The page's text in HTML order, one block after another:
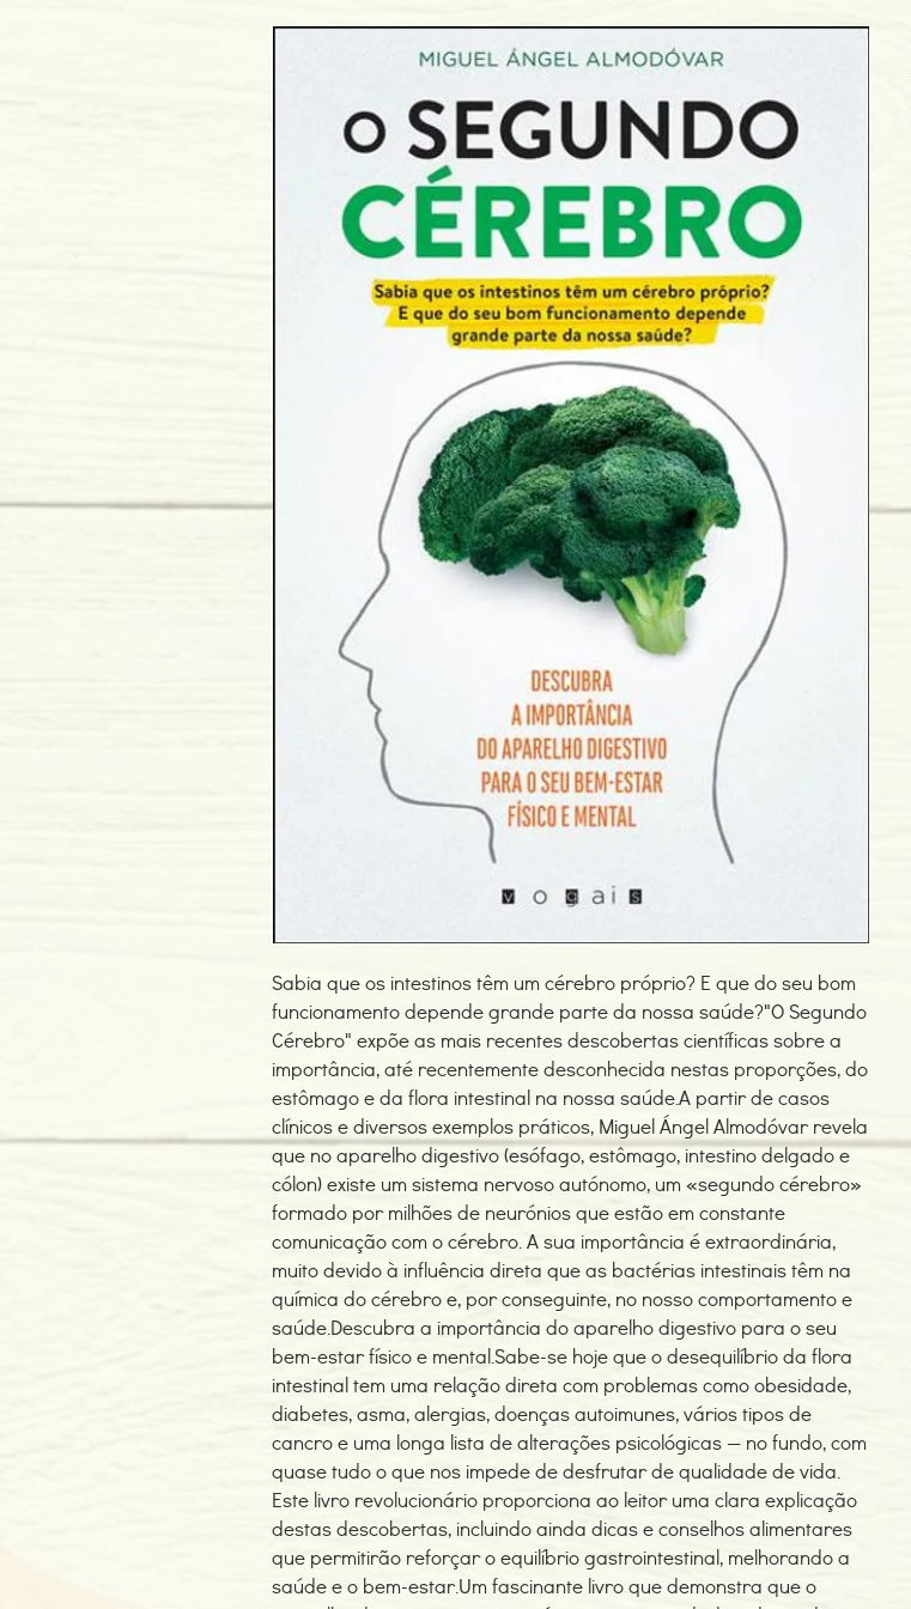
Sabia que os intestinos têm um cérebro próprio? E que do seu bom
funcionamento depende grande parte da nossa saúde?"O Segundo
Cérebro" expõe as mais recentes descobertas científicas sobre a
importância, até recentemente desconhecida nestas proporções, do
estômago e da flora intestinal na nossa saúde.A partir de casos
clínicos e diversos exemplos práticos, Miguel Ángel Almodóvar revela
que no aparelho digestivo (esófago, estômago, intestino delgado e
cólon) existe um sistema nervoso autónomo, um «segundo cérebro»
formado por milhões de neurónios que estão em constante
comunicação com o cérebro. A sua importância é extraordinária,
muito devido à influência direta que as bactérias intestinais têm na
química do cérebro e, por conseguinte, no nosso comportamento e
saúde.Descubra a importância do aparelho digestivo para o seu
bem-estar físico e mental.Sabe-se hoje que o desequilíbrio da flora
intestinal tem uma relação direta com problemas como obesidade,
diabetes, asma, alergias, doenças autoimunes, vários tipos de
cancro e uma longa lista de alterações psicológicas — no fundo, com
quase tudo o que nos impede de desfrutar de qualidade de vida.
Este livro revolucionário proporciona ao leitor uma clara explicação
destas descobertas, incluindo ainda dicas e conselhos alimentares
que permitirão reforçar o equilíbrio gastrointestinal, melhorando a
saúde e o bem-estar.Um fascinante livro que demonstra que o